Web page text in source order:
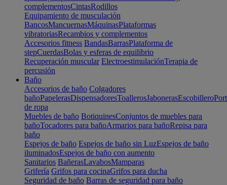
complementosCintasRodillos
Equipamiento de musculación
BancosMancuernasMáquinasPlataformas
vibratoriasRecambios y complementos
Accesorios fitness BandasBarrasPlataforma de
stepCuerdasBolas y esferas de equilibrio
Recuperación muscular ElectroestimulaciónTerapia de
percusión
Baño
Accesorios de baño Colgadores
bañoPapelerasDispensadoresToallerosJabonerasEscobillero
de ropa
Muebles de baño BotiquinesConjuntos de muebles para
bañoTocadores para bañoArmarios para bañoRepisa para
baño
Espejos de baño Espejos de baño sin LuzEspejos de baño
iluminadosEspejos de baño con aumento
Sanitarios BañerasLavabosMamparas
Grifería Grifos para cocinaGrifos para ducha
Seguridad de baño Barras de seguridad para baño